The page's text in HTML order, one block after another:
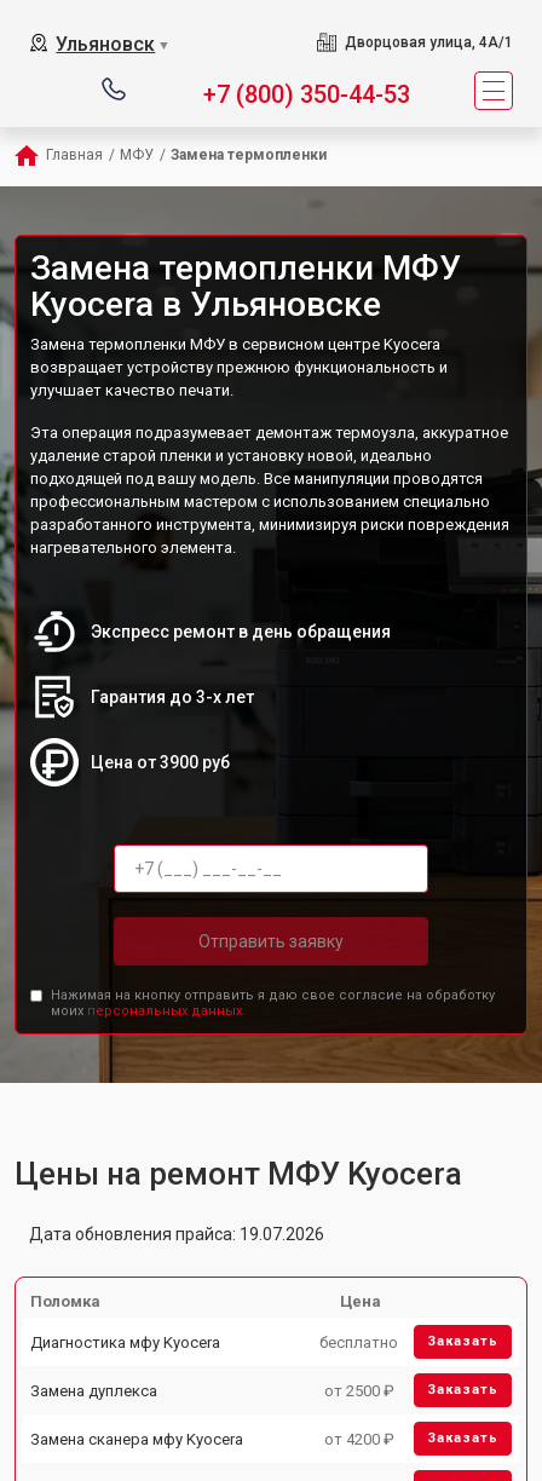
Ульяновск ▼ Дворцовая улица, 4А/1
+7 (800) 350-44-53
Главная / МФУ / Замена термопленки
Замена термопленки МФУ
Kyocera в Ульяновске
Замена термопленки МФУ в сервисном центре Kyocera
возвращает устройству прежнюю функциональность и
улучшает качество печати.
Эта операция подразумевает демонтаж термоузла, аккуратное
удаление старой пленки и установку новой, идеально
подходящей под вашу модель. Все манипуляции проводятся
профессиональным мастером с использованием специально
разработанного инструмента, минимизируя риски повреждения
нагревательного элемента.
Экспресс ремонт в день обращения
Гарантия до 3-х лет
Цена от 3900 руб
Отправить заявку
Нажимая на кнопку отправить я даю свое согласие на обработку
моих персональных данных.
Цены на ремонт МФУ Kyocera
Дата обновления прайса: 19.07.2026
Поломка Цена
Диагностика мфу Kyocera бесплатно Заказать
Замена дуплекса от 2500 ₽ Заказать
Замена сканера мфу Kyocera от 4200 ₽ Заказать